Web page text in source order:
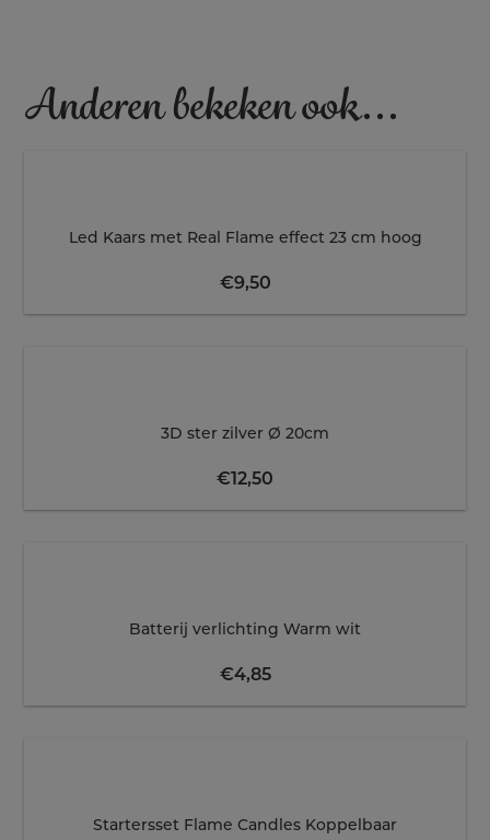
Anderen bekeken ook...
Led Kaars met Real Flame effect 23 cm hoog
€9,50
3D ster zilver Ø 20cm
€12,50
Batterij verlichting Warm wit
€4,85
Startersset Flame Candles Koppelbaar